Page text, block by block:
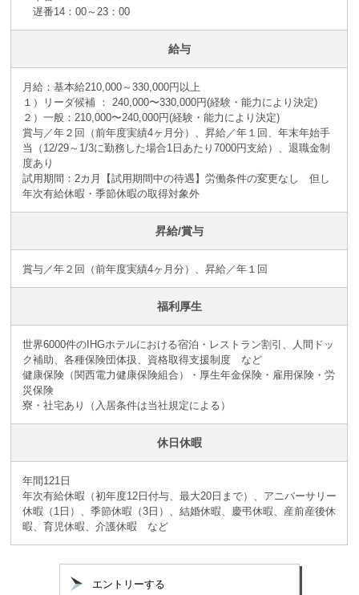
遅番14：00～23：00
給与
月給：基本給210,000～330,000円以上
１）リーダ候補 ： 240,000〜330,000円(経験・能力により決定)
２）一般：210,000〜240,000円(経験・能力により決定)
賞与／年２回（前年度実績4ヶ月分）、昇給／年１回、年末年始手
当（12/29～1/3に勤務した場合1日あたり7000円支給）、退職金制
度あり
試用期間：2カ月【試用期間中の待遇】労働条件の変更なし 但し
年次有給休暇・季節休暇の取得対象外
昇給/賞与
賞与／年２回（前年度実績4ヶ月分）、昇給／年１回
福利厚生
世界6000件のIHGホテルにおける宿泊・レストラン割引、人間ドッ
ク補助、各種保険団体扱、資格取得支援制度 など
健康保険（関西電力健康保険組合）・厚生年金保険・雇用保険・労
災保険
寮・社宅あり（入居条件は当社規定による）
休日休暇
年間121日
年次有給休暇（初年度12日付与、最大20日まで）、アニバーサリー
休暇（1日）、季節休暇（3日）、結婚休暇、慶弔休暇、産前産後休
暇、育児休暇、介護休暇 など
エントリーする